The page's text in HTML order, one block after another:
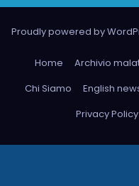
Proudly powered by
Home Archivio
Chi Siamo
English
Privacy Policy